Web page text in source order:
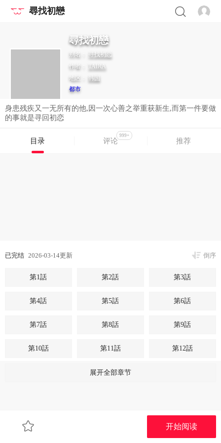
尋找初戀
尋找初戀
别名： 寻找初恋
作者： TAIRA
地区： 韩国
都市
身患残疾又一无所有的他,因一次心善之举重获新生,而第一件要做
的事就是寻回初恋
目录 评论
999+
推荐
已完结 2026-03-14更新 倒序
第1話 第2話 第3話
第4話 第5話 第6話
第7話 第8話 第9話
第10話 第11話 第12話
第14話
第19話
开始阅读
展开全部章节